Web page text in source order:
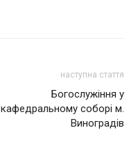
наступна стаття
Богослужіння у
кафедральному соборі м.
Виноградів